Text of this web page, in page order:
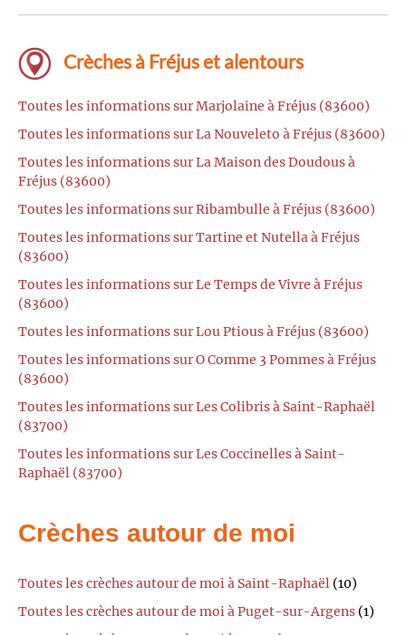
Crèches à Fréjus et alentours
Toutes les informations sur Marjolaine à Fréjus (83600)
Toutes les informations sur La Nouveleto à Fréjus (83600)
Toutes les informations sur La Maison des Doudous à
Fréjus (83600)
Toutes les informations sur Ribambulle à Fréjus (83600)
Toutes les informations sur Tartine et Nutella à Fréjus
(83600)
Toutes les informations sur Le Temps de Vivre à Fréjus
(83600)
Toutes les informations sur Lou Ptious à Fréjus (83600)
Toutes les informations sur O Comme 3 Pommes à Fréjus
(83600)
Toutes les informations sur Les Colibris à Saint-Raphaël
(83700)
Toutes les informations sur Les Coccinelles à Saint-
Raphaël (83700)
Crèches autour de moi
Toutes les crèches autour de moi à Saint-Raphaël (10)
Toutes les crèches autour de moi à Puget-sur-Argens (1)